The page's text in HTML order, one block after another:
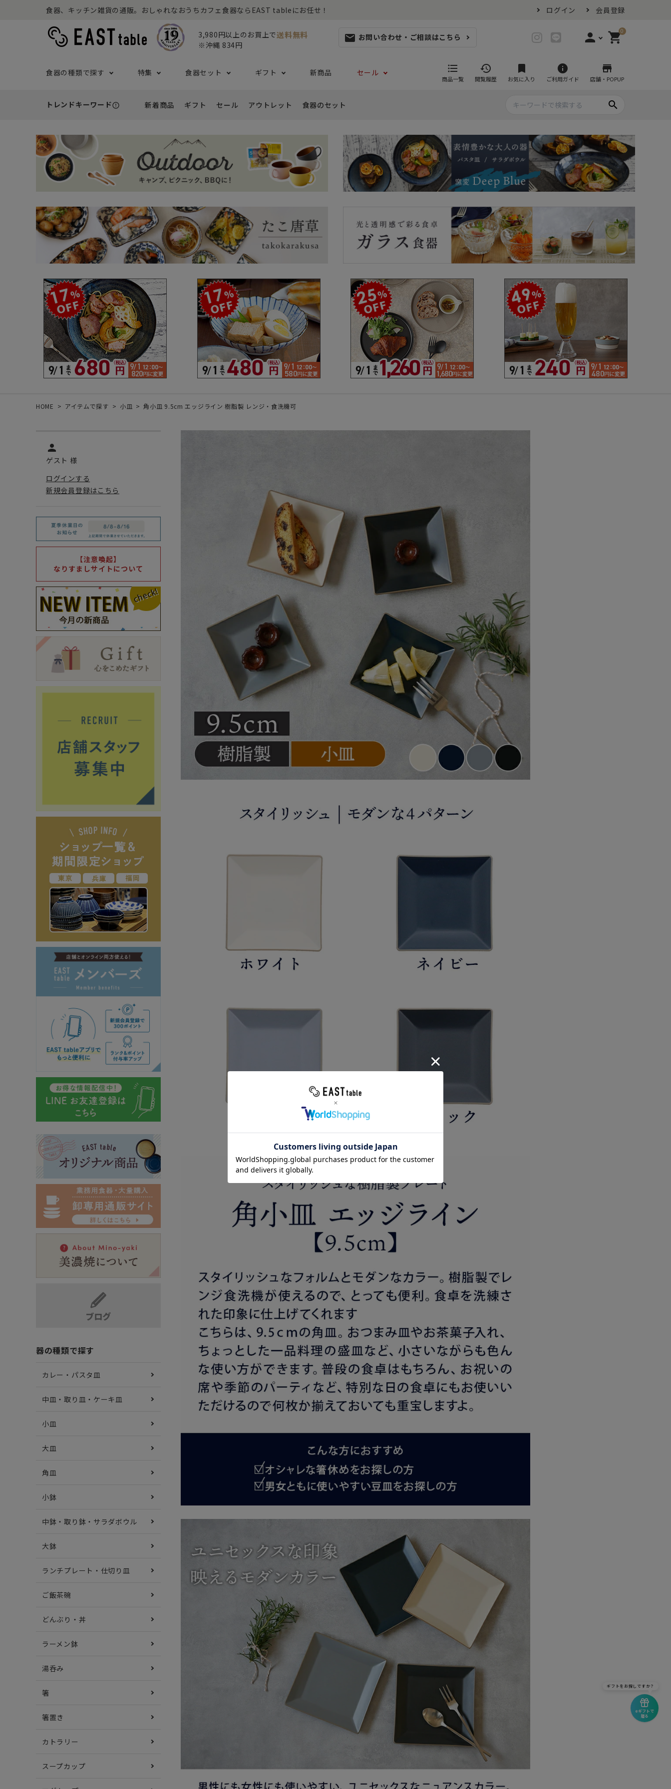
食器、キッチン雑貨の通販。おしゃれなおうちカフェ食器ならEAST tableにお任せ！ ログイン 会員登録
3,980円以上のお買上で送料無料
※沖縄 834円
mail お問い合わせ・ご相談はこちら person
ログイン
0
shopping_cart
食器の種類で探す
- 小皿
- 中皿・取り皿・ケーキ皿
- 大皿
- カレー・パスタ皿
- 中鉢・取り鉢・サラダボウル
- 大鉢
- とんすい
- 汁椀
- どんぶり・丼
- ラーメン鉢
- マグカップ
- カップ・タンブラー
- スープカップ
- 湯呑み
- 急須・ポット
耐熱皿・その他食器
- グラタン皿
- 耐熱皿
- スフレ・ココット
- 茶碗蒸し
箸・カトラリー・雑貨など
- 箸
- 箸置き
- カトラリー
- れんげ
- すり鉢
- 土鍋
- 雑貨
- トレー
デザイン・カラーで探す
- 和食器
- 白い食器
- 黒い食器
- カラフルな食器
素材で探す
- 磁器製
- 木製
- ガラス製
- 樹脂製
形状で探す
- 角
- 仕切り
- 楕円
- 変形
ブランドで探す
- 人気シリーズ
- オリジナル食器
特集
基本の食器特集 推し活特集 食品 ~からだ想いの食卓~
食器セット
和食器セット 洋食器セット 白い食器セット 黒い食器セット
こども食器セット まとめ買いでお得なセット
ギフト
- ～2,999円
- 3,000円～4,999円
- 5,000円～9,999円
- 誕生日
- 内祝い
- 有料ラッピング
- Eギフト
新商品 セール format_list_bulleted
商品一覧
history
閲覧履歴
bookmark
お気に入り
info
ご利用ガイド
store
店舗・POPUP
トレンドキーワードerror_outline 新着商品 ギフト セール アウトレット 食器のセット search
HOME アイテムで探す 小皿 角小皿 9.5cm エッジライン 樹脂製 レンジ・食洗機可
person
ゲスト 様
ログインする
新規会員登録はこちら
【注意喚起】
なりすましサイトについて
器の種類で探す
カレー・パスタ皿
中皿・取り皿・ケーキ皿
小皿
大皿
角皿
小鉢
中鉢・取り鉢・サラダボウル
大鉢
ランチプレート・仕切り皿
ご飯茶碗
どんぶり・丼
ラーメン鉢
湯呑み
箸
箸置き
カトラリー
スープカップ
eギフトで
贈る
ギフトをお探しですか？